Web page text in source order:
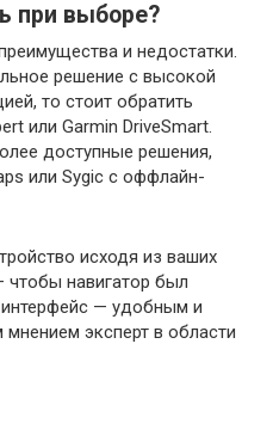
при выборе?
и недостатки.
решение с высокой
то стоит обратить
или Garmin DriveSmart.
доступные решения,
или Sygic с оффлайн-
исходя из ваших
навигатор был
— удобным и
эксперт в области